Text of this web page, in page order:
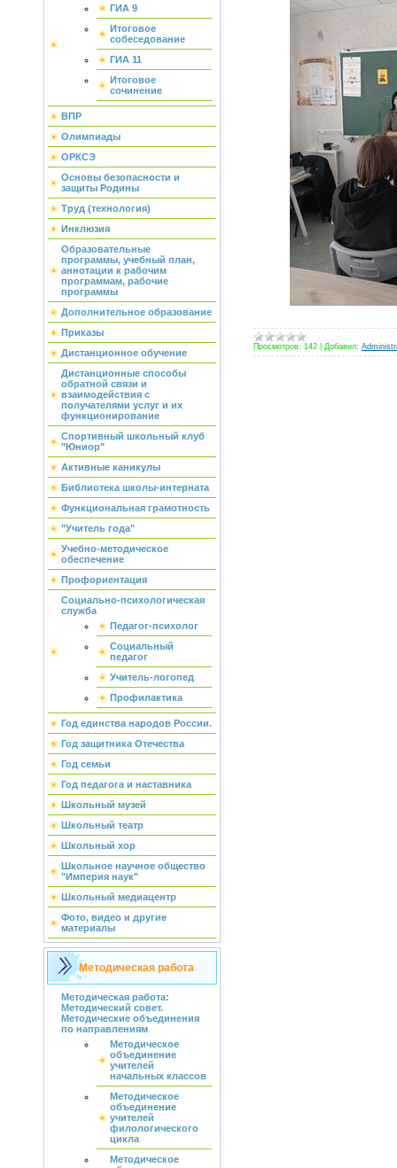
ГИА 9
Итоговое
собеседование
ГИА 11
Итоговое
сочинение
ВПР
Олимпиады
ОРКСЭ
Основы безопасности и
защиты Родины
Труд (технология)
Инклюзия
Образовательные
программы, учебный план,
аннотации к рабочим
программам, рабочие
программы
Дополнительное образование
Приказы
Дистанционное обучение
Дистанционные способы
обратной связи и
взаимодействия с
получателями услуг и их
функционирование
Спортивный школьный клуб
"Юниор"
Активные каникулы
Библиотека школы-интерната
Функциональная грамотность
"Учитель года"
Учебно-методическое
обеспечение
Профориентация
Социально-психологическая
служба
Педагог-психолог
Социальный
педагог
Учитель-логопед
Профилактика
Год единства народов России.
Год защитника Отечества
Год семьи
Год педагога и наставника
Школьный музей
Школьный театр
Школьный хор
Школьное научное общество
"Империя наук"
Школьный медиацентр
Фото, видео и другие
материалы
Методическая работа
Методическая работа:
Методический совет.
Методические объединения
по направлениям
Методическое
объединение
учителей
начальных классов
Методическое
объединение
учителей
филологического
цикла
Методическое
Просмотров: 142 Добавил: